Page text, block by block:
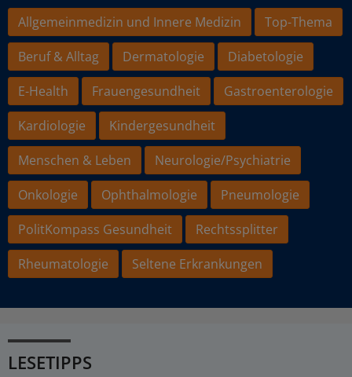
Allgemeinmedizin und Innere Medizin
Top-Thema
Beruf & Alltag
Dermatologie
Diabetologie
E-Health
Frauengesundheit
Gastroenterologie
Kardiologie
Kindergesundheit
Menschen & Leben
Neurologie/Psychiatrie
Onkologie
Ophthalmologie
Pneumologie
PolitKompass Gesundheit
Rechtssplitter
Rheumatologie
Seltene Erkrankungen
LESETIPPS